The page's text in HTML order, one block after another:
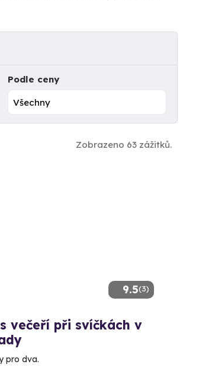
Podle ceny
Zobrazeno 63 zážitků.
9.5(3)
večeří při svíčkách v
pro dva.